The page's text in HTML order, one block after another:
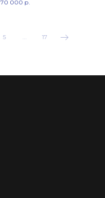
70 000 р.
5 ... 17